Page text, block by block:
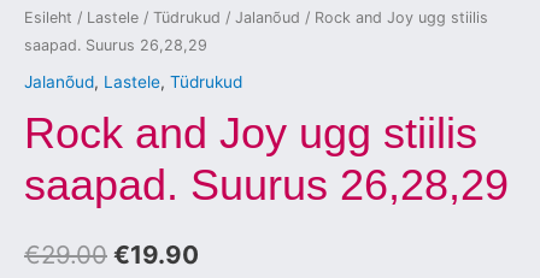
Esileht / Lastele / Tüdrukud / Jalanõud / Rock and Joy ugg stiilis
saapad. Suurus 26,28,29
Jalanõud, Lastele, Tüdrukud
Rock and Joy ugg stiilis
saapad. Suurus 26,28,29
€29.00 €19.90